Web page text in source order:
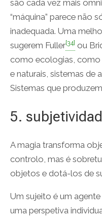
são cada vez mais
“máquina” parece não
inadequada. Uma
sugerem Fuller[34] ou
como ecologias, como
e naturais, sistemas de
Sistemas que
5.
A magia transforma
controlo, mas é
objetos e dotá-los de
Um sujeito é um
uma perspetiva